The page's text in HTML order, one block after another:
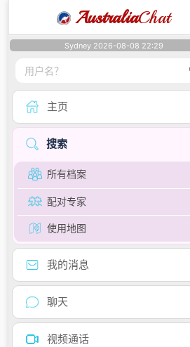
AustraliaChat
Sydney 2026-08-08 22:29
主页
搜索
所有档案
配对专家
使用地图
我的消息
聊天
视频通话